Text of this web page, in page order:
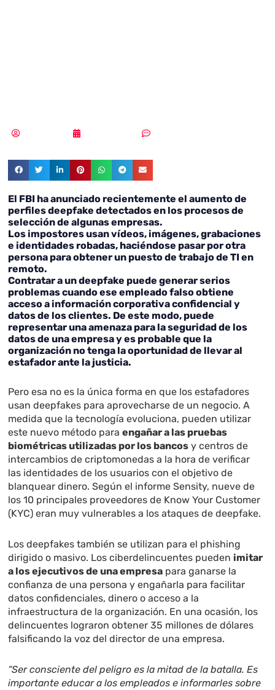
El FBI ha anunciado recientemente el aumento de
perfiles deepfake detectados en los procesos de
selección de algunas empresas.
Los impostores usan vídeos, imágenes, grabaciones
e identidades robadas, haciéndose pasar por otra
persona para obtener un puesto de trabajo de TI en
remoto.
Contratar a un deepfake puede generar serios
problemas cuando ese empleado falso obtiene
acceso a información corporativa confidencial y
datos de los clientes. De este modo, puede
representar una amenaza para la seguridad de los
datos de una empresa y es probable que la
organización no tenga la oportunidad de llevar al
estafador ante la justicia.
Pero esa no es la única forma en que los estafadores
usan deepfakes para aprovecharse de un negocio. A
medida que la tecnología evoluciona, pueden utilizar
este nuevo método paraengañar a las pruebas
biométricas utilizadas por los bancos y centros de
intercambios de criptomonedas a la hora de verificar
las identidades de los usuarios con el objetivo de
blanquear dinero. Según el informe Sensity, nueve de
los 10 principales proveedores de Know Your Customer
(KYC) eran muy vulnerables a los ataques de deepfake.
Los deepfakes también se utilizan para el phishing
dirigido o masivo. Los ciberdelincuentes pueden imitar
a los ejecutivos de una empresa para ganarse la
confianza de una persona y engañarla para facilitar
datos confidenciales, dinero o acceso a la
infraestructura de la organización. En una ocasión, los
delincuentes lograron obtener 35 millones de dólares
falsificando la voz del director de una empresa.
“Ser consciente del peligro es la mitad de la batalla. Es
importante educar a los empleados e informarles sobre